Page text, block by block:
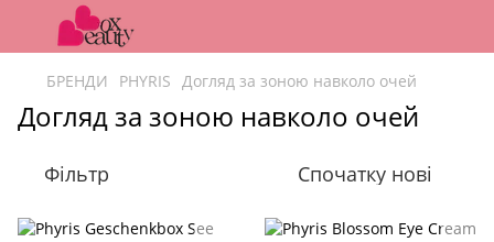
БРЕНДИ PHYRIS Догляд за зоною навколо очей
Догляд за зоною навколо очей
Фільтр Спочатку нові